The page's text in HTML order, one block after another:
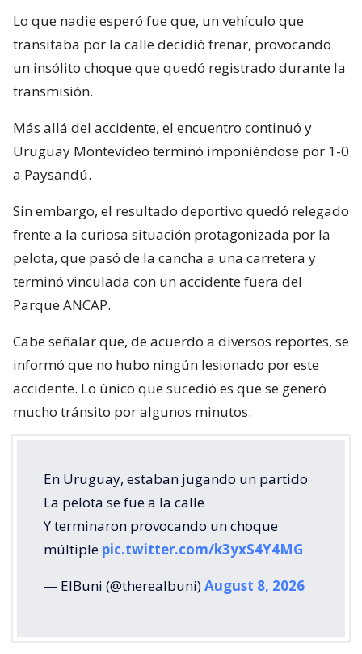
Lo que nadie esperó fue que, un vehículo que
transitaba por la calle decidió frenar, provocando
un insólito choque que quedó registrado durante la
transmisión.
Más allá del accidente, el encuentro continuó y
Uruguay Montevideo terminó imponiéndose por 1-0
a Paysandú.
Sin embargo, el resultado deportivo quedó relegado
frente a la curiosa situación protagonizada por la
pelota, que pasó de la cancha a una carretera y
terminó vinculada con un accidente fuera del
Parque ANCAP.
Cabe señalar que, de acuerdo a diversos reportes, se
informó que no hubo ningún lesionado por este
accidente. Lo único que sucedió es que se generó
mucho tránsito por algunos minutos.
En Uruguay, estaban jugando un partido
La pelota se fue a la calle
Y terminaron provocando un choque
múltiple pic.twitter.com/k3yxS4Y4MG
— ElBuni (@therealbuni)August 8, 2026